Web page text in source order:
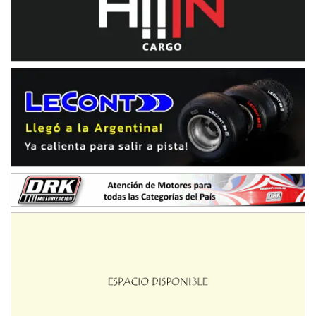
Baradero (Buenos Aires)
Ciudad de Trenque Lauquen (Asfalto)
Trenque Lauquen (Buenos Aires)
ENTRERRIANO - F6 (POSTERGADA)
Parque de la Velocidad (Asfalto)
Villaguay (Entre Ríos)
VICTORIENSE - F7
El Cerro (Tierra)
Gral. E. Godoy (Río Negro)